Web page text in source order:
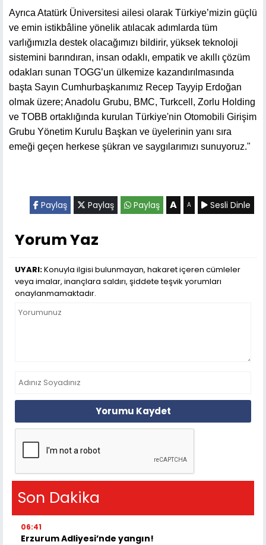
Ayrıca Atatürk Üniversitesi ailesi olarak Türkiye’mizin güçlü
ve emin istikbâline yönelik atılacak adımlarda tüm
varlığımızla destek olacağımızı bildirir, yüksek teknoloji
sistemini barındıran, insan odaklı, empatik ve akıllı çözüm
odakları sunan TOGG’un ülkemize kazandırılmasında
başta Sayın Cumhurbaşkanımız Recep Tayyip Erdoğan
olmak üzere; Anadolu Grubu, BMC, Turkcell, Zorlu Holding
ve TOBB ortaklığında kurulan Türkiye'nin Otomobili Girişim
Grubu Yönetim Kurulu Başkan ve üyelerinin yanı sıra
emeği geçen herkese şükran ve saygılarımızı sunuyoruz."
Paylaş Paylaş Paylaş A A Sesli Dinle
Yorum Yaz
UYARI:Konuyla ilgisi bulunmayan, hakaret içeren cümleler
veya imalar, inançlara saldırı, şiddete teşvik yorumları
onaylanmamaktadır.
Yorumu Kaydet
Son Dakika
06:41
Erzurum Adliyesi’nde yangın!